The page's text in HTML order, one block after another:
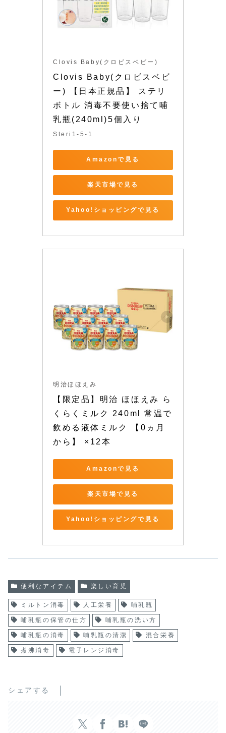
Clovis Baby(クロビスベビー)
Clovis Baby(クロビスベビ
ー) 【日本正規品】 ステリ
ボトル 消毒不要使い捨て哺
乳瓶(240ml)5個入り
Steri1-5-1
Amazonで見る
楽天市場で見る
Yahoo!ショッピングで見る
明治ほほえみ
【限定品】明治 ほほえみ ら
くらくミルク 240ml 常温で
飲める液体ミルク 【0ヵ月
から】 ×12本
Amazonで見る
楽天市場で見る
Yahoo!ショッピングで見る
便利なアイテム 楽しい育児
ミルトン消毒 人工栄養 哺乳瓶
哺乳瓶の保管の仕方 哺乳瓶の洗い方
哺乳瓶の消毒 哺乳瓶の清潔 混合栄養
煮沸消毒 電子レンジ消毒
シェアする